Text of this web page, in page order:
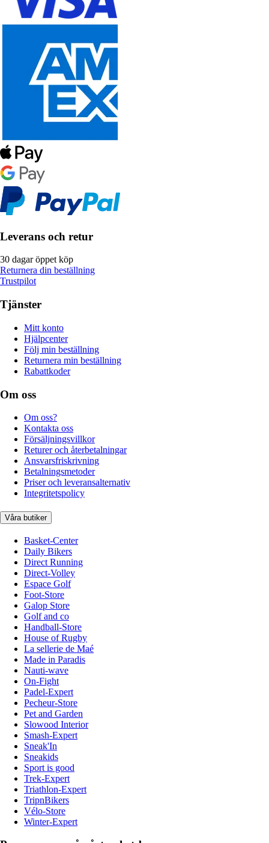
Leverans och retur
30 dagar öppet köp
Returnera din beställning
Trustpilot
Tjänster
Mitt konto
Hjälpcenter
Följ min beställning
Returnera min beställning
Rabattkoder
Om oss
Om oss?
Kontakta oss
Försäljningsvillkor
Returer och återbetalningar
Ansvarsfriskrivning
Betalningsmetoder
Priser och leveransalternativ
Integritetspolicy
Våra butiker
Basket-Center
Daily Bikers
Direct Running
Direct-Volley
Espace Golf
Foot-Store
Galop Store
Golf and co
Handball-Store
House of Rugby
La sellerie de Maé
Made in Paradis
Nauti-wave
On-Fight
Padel-Expert
Pecheur-Store
Pet and Garden
Slowood Interior
Smash-Expert
Sneak'In
Sneakids
Sport is good
Trek-Expert
Triathlon-Expert
TripnBikers
Vélo-Store
Winter-Expert